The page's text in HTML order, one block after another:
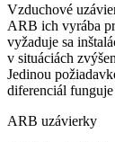
Vzduchové
ARB ich vyrába
vyžaduje sa
v situáciách
Jedinou
diferenciál
ARB uzávierky